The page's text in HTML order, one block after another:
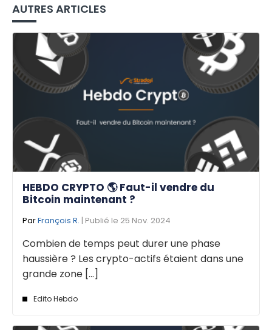
AUTRES ARTICLES
HEBDO CRYPTO 🌎 Faut-il vendre du
Bitcoin maintenant ?
ParFrançois R. | Publié le 25 Nov. 2024
Combien de temps peut durer une phase
haussière ? Les crypto-actifs étaient dans une
grande zone [...]
Edito Hebdo